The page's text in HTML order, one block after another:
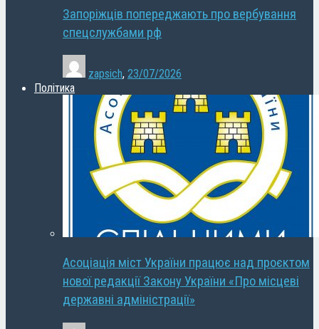
Запоріжців попереджають про вербування
спецслужбами рф
zapsich, 23/07/2026
Політика
Асоціація міст України працює над проєктом
нової редакції Закону України «Про місцеві
державні адміністрації»